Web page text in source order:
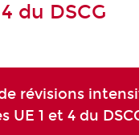
du DSCG
révisions
UE 1 et 4 du